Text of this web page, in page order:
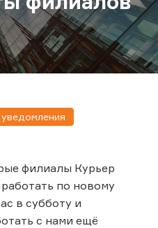
уведомления
филиалы Курьер
по новому
в субботу и
с нами ещё